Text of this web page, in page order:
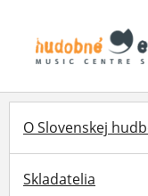
O Slovenskej
Skladatelia